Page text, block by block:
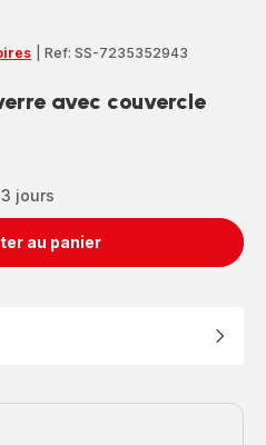
Ref: SS-7235352943
avec couvercle
jours
au panier